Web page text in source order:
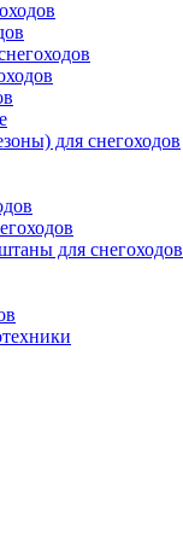
для снегоходов
для снегоходов